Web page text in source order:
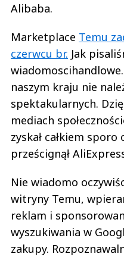
Alibaba.
Marketplace Temu
czerwcu br. Jak
naszym kraju nie
spektakularnych.
mediach
zyskał całkiem
prześcignął
Nie wiadomo
witryny Temu,
reklam i
wyszukiwania w
zakupy.